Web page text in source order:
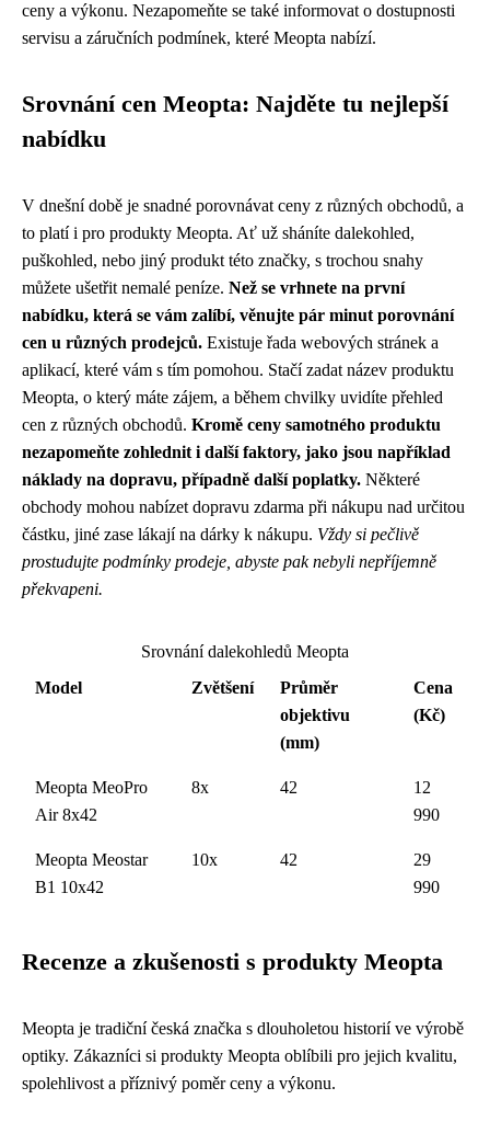
ceny a výkonu. Nezapomeňte se také informovat o dostupnosti
servisu a záručních podmínek, které Meopta nabízí.
Srovnání cen Meopta: Najděte tu nejlepší
nabídku
V dnešní době je snadné porovnávat ceny z různých obchodů, a
to platí i pro produkty Meopta. Ať už sháníte dalekohled,
puškohled, nebo jiný produkt této značky, s trochou snahy
můžete ušetřit nemalé peníze. Než se vrhnete na první
nabídku, která se vám zalíbí, věnujte pár minut porovnání
cen u různých prodejců. Existuje řada webových stránek a
aplikací, které vám s tím pomohou. Stačí zadat název produktu
Meopta, o který máte zájem, a během chvilky uvidíte přehled
cen z různých obchodů. Kromě ceny samotného produktu
nezapomeňte zohlednit i další faktory, jako jsou například
náklady na dopravu, případně další poplatky. Některé
obchody mohou nabízet dopravu zdarma při nákupu nad určitou
částku, jiné zase lákají na dárky k nákupu. Vždy si pečlivě
prostudujte podmínky prodeje, abyste pak nebyli nepříjemně
překvapeni.
Srovnání dalekohledů Meopta
Model
Zvětšení
Průměr
objektivu
(mm)
Cena
(Kč)
Meopta MeoPro
Air 8x42
8x 42
12
990
Meopta Meostar
B1 10x42
10x 42
29
990
Recenze a zkušenosti s produkty Meopta
Meopta je tradiční česká značka s dlouholetou historií ve výrobě
optiky. Zákazníci si produkty Meopta oblíbili pro jejich kvalitu,
spolehlivost a příznivý poměr ceny a výkonu.